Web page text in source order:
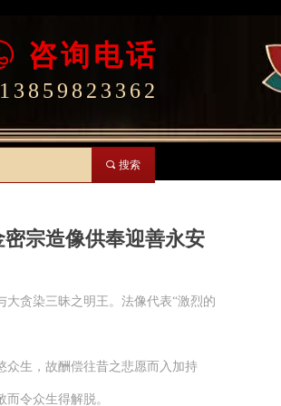
13859823362
咨询电话
끠 搜索
宗造像供奉迎善永安
贪染三昧之明王。法像代表“激烈的
众生，故酬偿往昔之悲愿而入加持
令众生得解脱。